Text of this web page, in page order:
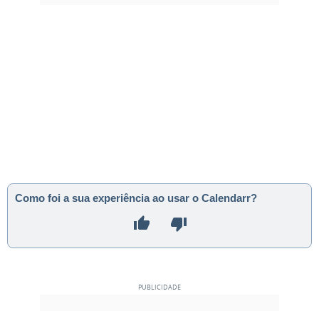
Como foi a sua experiência ao usar o Calendarr?